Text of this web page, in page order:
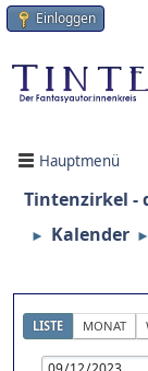
Einloggen
Hauptmenü
Tintenzirkel -
► Kalender ►
LISTE MONAT